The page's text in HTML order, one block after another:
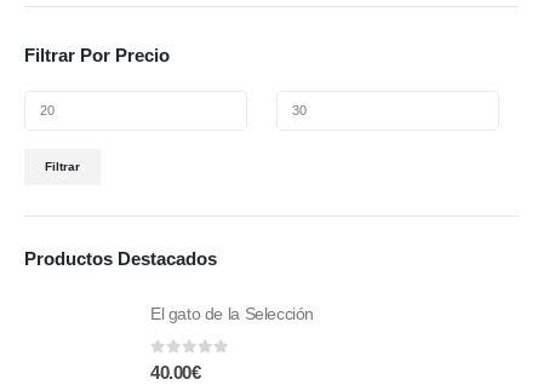
Filtrar Por Precio
Filtrar
Productos Destacados
El gato de la Selección
0fuera de 5
40.00€